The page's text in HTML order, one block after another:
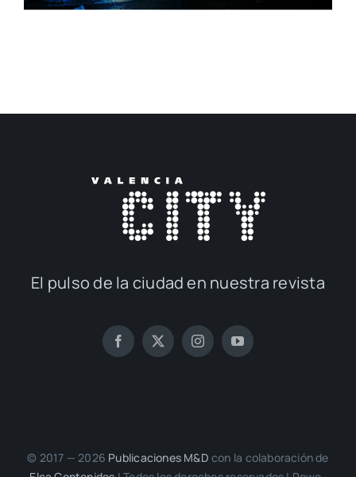
El pul­so de la ciu­dad en nues­tra revis­ta
© 2017 — 2026 Publi­ca­cio­nes M&D con la cola­bo­ra­ción de